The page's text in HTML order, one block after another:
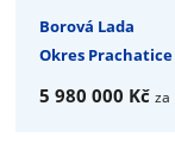
Borová Lada
Okres Prachatice
5 980 000 Kč za